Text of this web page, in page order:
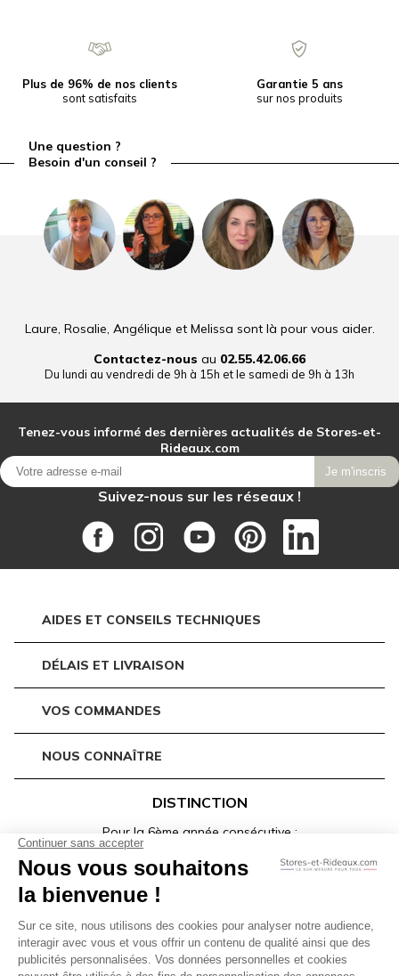
Plus de 96% de nos clients
sont satisfaits
Garantie 5 ans
sur nos produits
Une question ?
Besoin d'un conseil ?
Laure, Rosalie, Angélique et Melissa sont là pour vous aider.
Contactez-nous au 02.55.42.06.66
Du lundi au vendredi de 9h à 15h et le samedi de 9h à 13h
Tenez-vous informé des dernières actualités de Stores-et-
Rideaux.com
Je m'inscris
Suivez-nous sur les réseaux !
AIDES ET CONSEILS TECHNIQUES
DÉLAIS ET LIVRAISON
VOS COMMANDES
NOUS CONNAÎTRE
DISTINCTION
Pour la 6ème année consécutive :